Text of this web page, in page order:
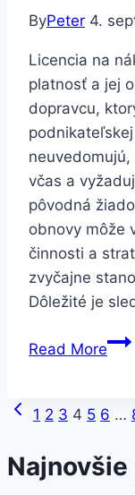
ByPeter 4.
Licencia na
platnosť a jej
dopravcu,
včas a
pôvodná
obnovy môže
činnosti a
zvyčajne
Dôležité je
Read More
ako
Page
navigation
Previous
1 2 3 4 5 6 …